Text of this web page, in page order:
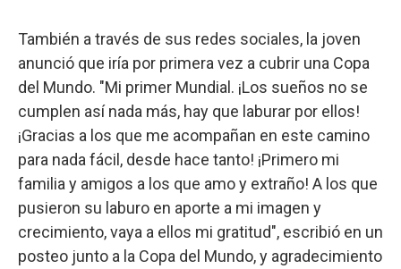
También a través de sus redes sociales, la joven
anunció que iría por primera vez a cubrir una Copa
del Mundo. "Mi primer Mundial. ¡Los sueños no se
cumplen así nada más, hay que laburar por ellos!
¡Gracias a los que me acompañan en este camino
para nada fácil, desde hace tanto! ¡Primero mi
familia y amigos a los que amo y extraño! A los que
pusieron su laburo en aporte a mi imagen y
crecimiento, vaya a ellos mi gratitud", escribió en un
posteo junto a la Copa del Mundo, y agradecimiento